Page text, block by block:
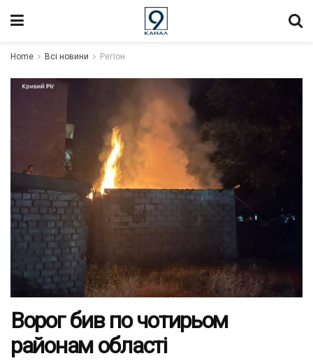
Home Всі новини Регіон
Ворог бив по чотирьом
районам області